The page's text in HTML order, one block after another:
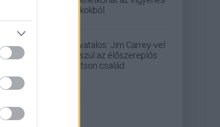
fiókokból
Hivatalos: Jim Carrey-vel
készül az élőszereplős
Jetson család